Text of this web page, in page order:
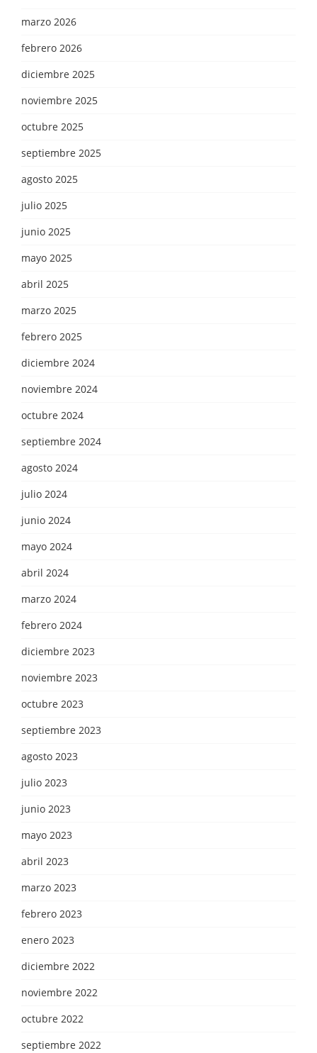
marzo 2026
febrero 2026
diciembre 2025
noviembre 2025
octubre 2025
septiembre 2025
agosto 2025
julio 2025
junio 2025
mayo 2025
abril 2025
marzo 2025
febrero 2025
diciembre 2024
noviembre 2024
octubre 2024
septiembre 2024
agosto 2024
julio 2024
junio 2024
mayo 2024
abril 2024
marzo 2024
febrero 2024
diciembre 2023
noviembre 2023
octubre 2023
septiembre 2023
agosto 2023
julio 2023
junio 2023
mayo 2023
abril 2023
marzo 2023
febrero 2023
enero 2023
diciembre 2022
noviembre 2022
octubre 2022
septiembre 2022